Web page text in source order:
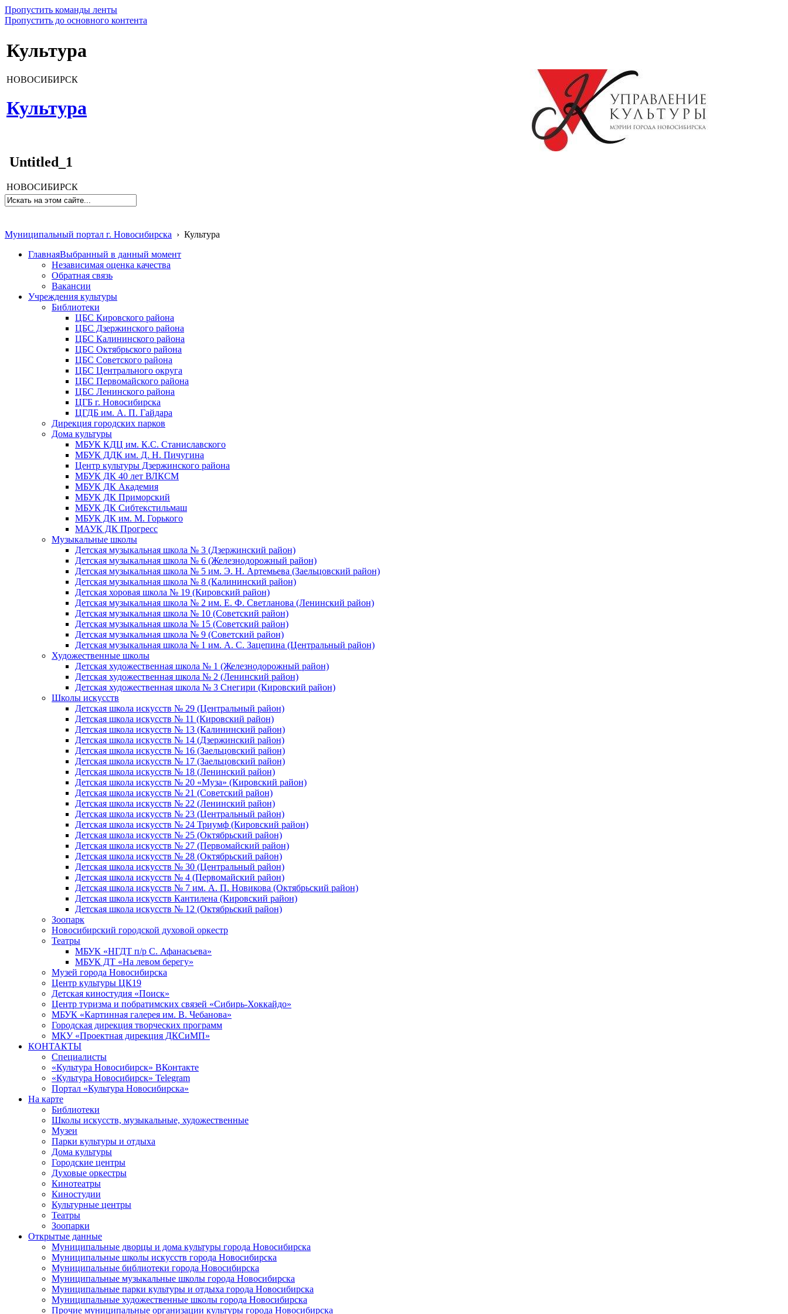
Пропустить команды ленты
Пропустить до основного контента
Культура
НОВОСИБИРСК
Культура
Untitled_1
НОВОСИБИРСК
Муниципальный портал г. Новосибирска › Культура
ГлавнаяВыбранный в данный момент
Независимая оценка качества
Обратная связь
Вакансии
Учреждения культуры
Библиотеки
ЦБС Кировского района
ЦБС Дзержинского района
ЦБС Калининского района
ЦБС Октябрьского района
ЦБС Советского района
ЦБС Центрального округа
ЦБС Первомайского района
ЦБС Ленинского района
ЦГБ г. Новосибирска
ЦГДБ им. А. П. Гайдара
Дирекция городских парков
Дома культуры
МБУК КДЦ им. К.С. Станиславского
МБУК ДДК им. Д. Н. Пичугина
Центр культуры Дзержинского района
МБУК ДК 40 лет ВЛКСМ
МБУК ДК Академия
МБУК ДК Приморский
МБУК ДК Сибтекстильмаш
МБУК ДК им. М. Горького
МАУК ДК Прогресс
Музыкальные школы
Детская музыкальная школа № 3 (Дзержинский район)
Детская музыкальная школа № 6 (Железнодорожный район)
Детская музыкальная школа № 5 им. Э. Н. Артемьева (Заельцовский район)
Детская музыкальная школа № 8 (Калининский район)
Детская хоровая школа № 19 (Кировский район)
Детская музыкальная школа № 2 им. Е. Ф. Светланова (Ленинский район)
Детская музыкальная школа № 10 (Советский район)
Детская музыкальная школа № 15 (Советский район)
Детская музыкальная школа № 9 (Советский район)
Детская музыкальная школа № 1 им. А. С. Зацепина (Центральный район)
Художественные школы
Детская художественная школа № 1 (Железнодорожный район)
Детская художественная школа № 2 (Ленинский район)
Детская художественная школа № 3 Снегири (Кировский район)
Школы искусств
Детская школа искусств № 29 (Центральный район)
Детская школа искусств № 11 (Кировский район)
Детская школа искусств № 13 (Калининский район)
Детская школа искусств № 14 (Дзержинский район)
Детская школа искусств № 16 (Заельцовский район)
Детская школа искусств № 17 (Заельцовский район)
Детская школа искусств № 18 (Ленинский район)
Детская школа искусств № 20 «Муза» (Кировский район)
Детская школа искусств № 21 (Советский район)
Детская школа искусств № 22 (Ленинский район)
Детская школа искусств № 23 (Центральный район)
Детская школа искусств № 24 Триумф (Кировский район)
Детская школа искусств № 25 (Октябрьский район)
Детская школа искусств № 27 (Первомайский район)
Детская школа искусств № 28 (Октябрьский район)
Детская школа искусств № 30 (Центральный район)
Детская школа искусств № 4 (Первомайский район)
Детская школа искусств № 7 им. А. П. Новикова (Октябрьский район)
Детская школа искусств Кантилена (Кировский район)
Детская школа искусств № 12 (Октябрьский район)
Зоопарк
Новосибирский городской духовой оркестр
Театры
МБУК «НГДТ п/р С. Афанасьева»
МБУК ДТ «На левом берегу»
Музей города Новосибирска
Центр культуры ЦК19
Детская киностудия «Поиск»
Центр туризма и побратимских связей «Сибирь-Хоккайдо»
МБУК «Картинная галерея им. В. Чебанова»
Городская дирекция творческих программ
МКУ «Проектная дирекция ДКСиМП»
КОНТАКТЫ
Специалисты
«Культура Новосибирск» ВКонтакте
«Культура Новосибирск» Telegram
Портал «Культура Новосибирска»
На карте
Библиотеки
Школы искусств, музыкальные, художественные
Музеи
Парки культуры и отдыха
Дома культуры
Городские центры
Духовые оркестры
Кинотеатры
Киностудии
Культурные центры
Театры
Зоопарки
Открытые данные
Муниципальные дворцы и дома культуры города Новосибирска
Муниципальные школы искусств города Новосибирска
Муниципальные библиотеки города Новосибирска
Муниципальные музыкальные школы города Новосибирска
Муниципальные парки культуры и отдыха города Новосибирска
Муниципальные художественные школы города Новосибирска
Прочие муниципальные организации культуры города Новосибирска